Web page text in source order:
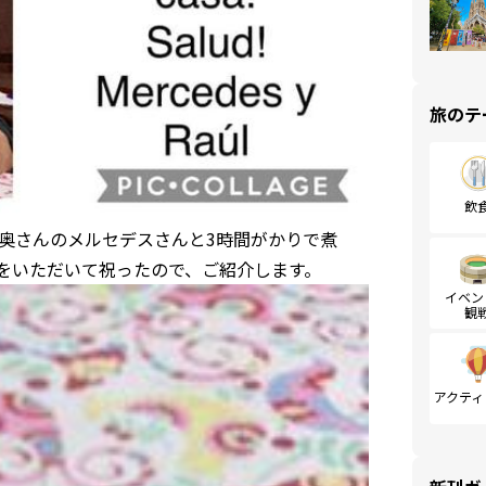
さんのメルセデスさんと3時間がかりで煮
ただいて祝ったので、ご紹介します。
旅の
飲
イベ
観
アクテ